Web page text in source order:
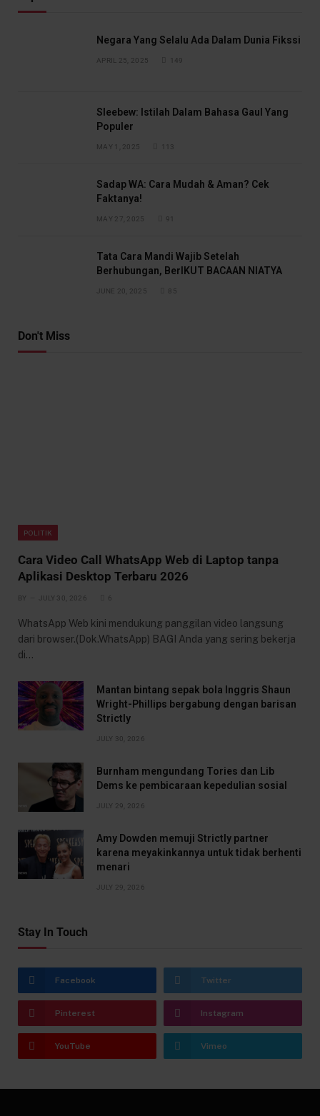
Negara Yang Selalu Ada Dalam Dunia Fikssi
APRIL 25, 2025 149
Sleebew: Istilah Dalam Bahasa Gaul Yang
Populer
MAY 1, 2025 113
Sadap WA: Cara Mudah & Aman? Cek
Faktanya!
MAY 27, 2025 91
Tata Cara Mandi Wajib Setelah
Berhubungan, BerIKUT BACAAN NIATYA
JUNE 20, 2025 85
Don't Miss
POLITIK
Cara Video Call WhatsApp Web di Laptop tanpa
Aplikasi Desktop Terbaru 2026
BY JULY 30, 2026 6
WhatsApp Web kini mendukung panggilan video langsung
dari browser.(Dok.WhatsApp) BAGI Anda yang sering bekerja
di…
Mantan bintang sepak bola Inggris Shaun
Wright-Phillips bergabung dengan barisan
Strictly
JULY 30, 2026
Burnham mengundang Tories dan Lib
Dems ke pembicaraan kepedulian sosial
JULY 29, 2026
Amy Dowden memuji Strictly partner
karena meyakinkannya untuk tidak berhenti
menari
JULY 29, 2026
Stay In Touch
Facebook Twitter
Pinterest Instagram
YouTube Vimeo